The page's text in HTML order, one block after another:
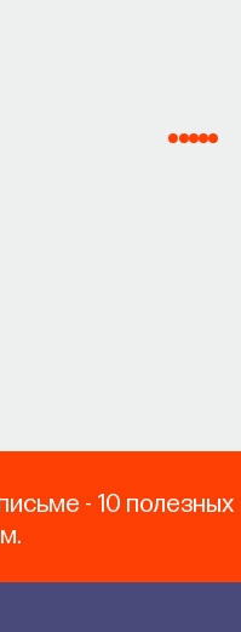
- 10 полезных